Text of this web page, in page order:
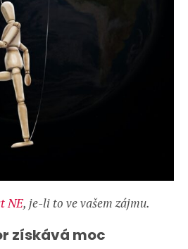
NE, je-li to ve vašem zájmu.
získává moc